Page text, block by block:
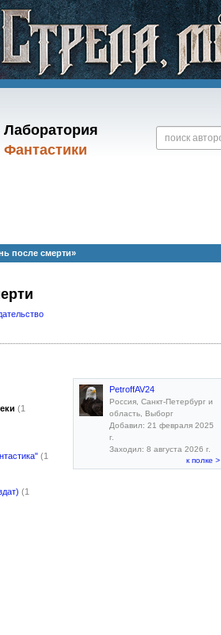
Лаборатория
Фантастики
после смерти»
(1
(1
(1
PetroffAV24
Россия, Санкт-Петербург и
область, Выборг
Добавил: 21 февраля 2025
г.
Заходил: 8 августа 2026 г.
к полке >